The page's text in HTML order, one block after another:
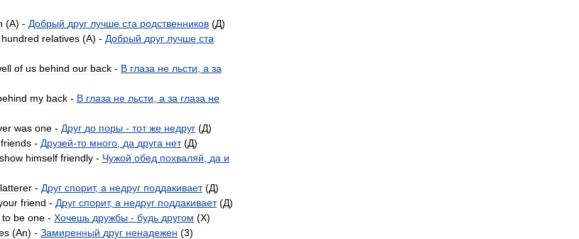
(A) - Добрый друг лучше ста родственников (Д)
hundred relatives (A) - Добрый друг лучше ста
of us behind our back - В глаза не льсти а за
my back - В глаза не льсти а за глаза не
was one - Друг до поры - тот же недруг (Д)
friends - Друзей-то много да друга нет(Д)
show himself friendly - Чужой обед похваляй да и
- Друг спорит, а недруг поддакивает(Д)
friend - Друг спорит, а недруг поддакивает(Д)
to be one - Хочешь дружбы - будь другом (X)
(An) - Замиренный друг ненадежен (3)